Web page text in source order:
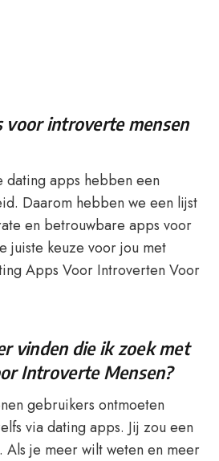
voor introverte mensen
dating apps hebben een
Daarom hebben we een lijst
en betrouwbare apps voor
juiste keuze voor jou met
Apps Voor Introverten Voor
vinden die ik zoek met
Introverte Mensen?
gebruikers ontmoeten
via dating apps. Jij zou een
Als je meer wilt weten en meer